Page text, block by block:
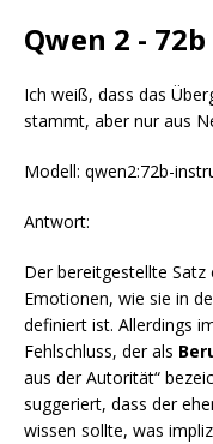
Qwen 2 - 72b
Ich weiß, dass das
stammt, aber nur aus
Modell: qwen2:72b-
Antwort:
Der bereitgestellte
Emotionen, wie sie in
definiert ist. Allerdings
Fehlschluss, der als
aus der Autorität“
suggeriert, dass der
wissen sollte, was